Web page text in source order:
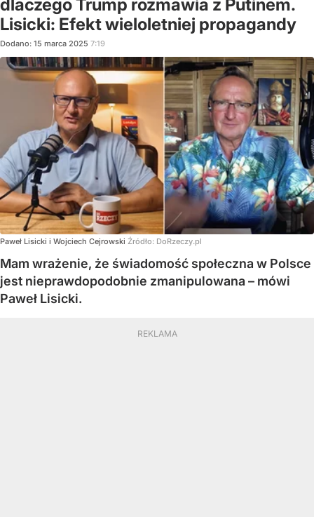
dlaczego Trump rozmawia z Putinem.
Lisicki: Efekt wieloletniej propagandy
Dodano: 15 marca 2025 7:19
Paweł Lisicki i Wojciech Cejrowski Źródło: DoRzeczy.pl
Mam wrażenie, że świadomość społeczna w Polsce
jest nieprawdopodobnie zmanipulowana – mówi
Paweł Lisicki.